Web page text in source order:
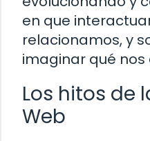
en que
relacionamos, y
imaginar qué
Los hitos de
Web